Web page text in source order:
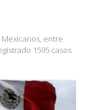
entre
1595 casos